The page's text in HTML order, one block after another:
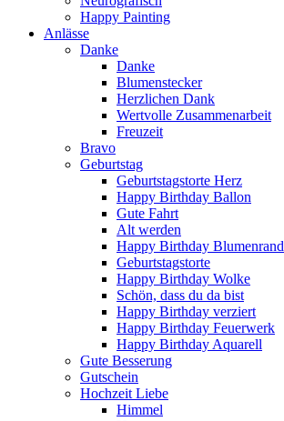
Happy Painting
Anlässe
Danke
Danke
Blumenstecker
Herzlichen Dank
Wertvolle Zusammenarbeit
Freuzeit
Bravo
Geburtstag
Geburtstagstorte Herz
Happy Birthday Ballon
Gute Fahrt
Alt werden
Happy Birthday Blumenrand
Geburtstagstorte
Happy Birthday Wolke
Schön, dass du da bist
Happy Birthday verziert
Happy Birthday Feuerwerk
Happy Birthday Aquarell
Gute Besserung
Gutschein
Hochzeit Liebe
Himmel